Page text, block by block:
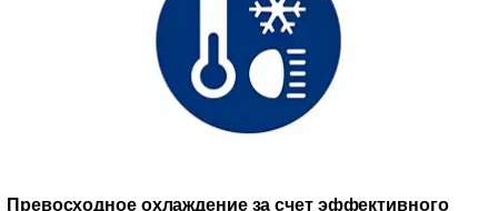
Превосходное охлаждение за счет эффективного